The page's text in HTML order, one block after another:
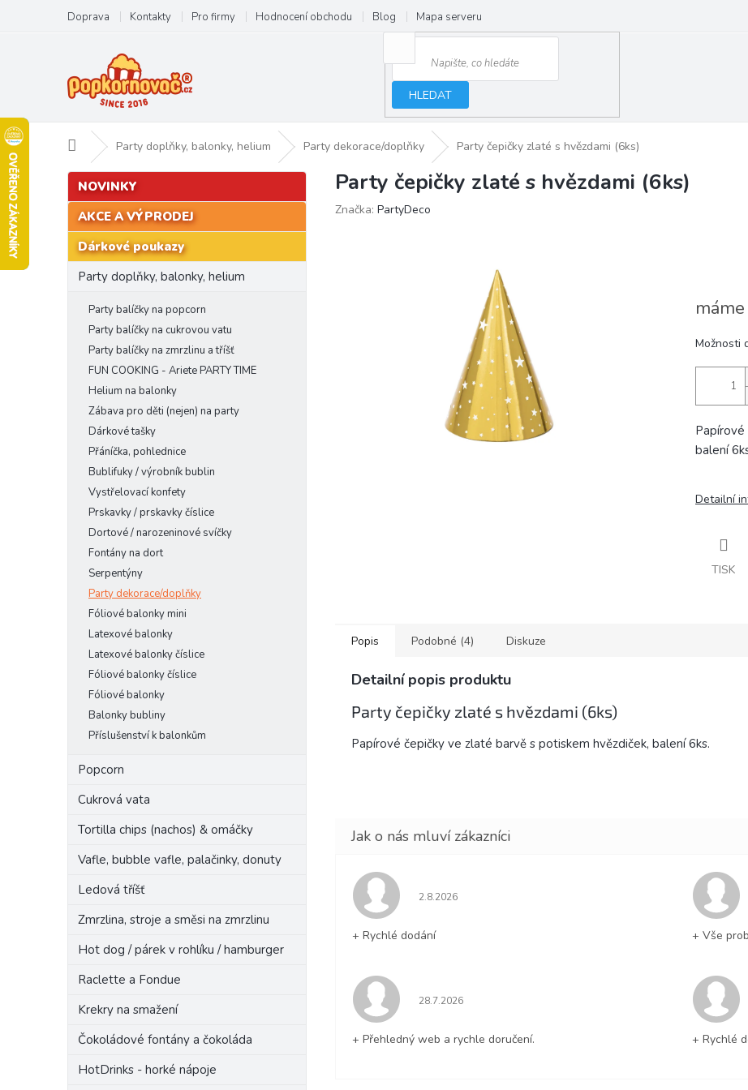
obsah
Doprava Kontakty Pro firmy Hodnocení obchodu Blog Mapa serveru
HLEDAT
Domů Party doplňky, balonky, helium Party dekorace/doplňky Party čepičky zlaté s hvězdami (6ks)
P
o
t
Přeskočit
kategorie
NOVINKY
AKCE A VÝPRODEJ
Dárkové poukazy
Party doplňky, balonky, helium
Party balíčky na popcorn
Party balíčky na cukrovou vatu
Party balíčky na zmrzlinu a tříšť
FUN COOKING - Ariete PARTY TIME
Helium na balonky
Zábava pro děti (nejen) na party
Dárkové tašky
Přáníčka, pohlednice
Bublifuky / výrobník bublin
Vystřelovací konfety
Prskavky / prskavky číslice
Dortové / narozeninové svíčky
Fontány na dort
Serpentýny
Party dekorace/doplňky
Fóliové balonky mini
Latexové balonky
Latexové balonky číslice
Fóliové balonky číslice
Fóliové balonky
Balonky bubliny
Příslušenství k balonkům
Popcorn
Cukrová vata
Tortilla chips (nachos) & omáčky
Vafle, bubble vafle, palačinky, donuty
Ledová tříšť
Zmrzlina, stroje a směsi na zmrzlinu
Hot dog / párek v rohlíku / hamburger
Raclette a Fondue
Krekry na smažení
Čokoládové fontány a čokoláda
HotDrinks - horké nápoje
Party čepičky zlaté s hvězdami (6ks)
Značka: PartyDeco
Možnosti
balení
Detailní
TISK
Popis Podobné (4) Diskuze
Detailní popis produktu
Party čepičky zlaté s hvězdami (6ks)
Papírové čepičky ve zlaté barvě s potiskem hvězdiček, balení 6ks.
Hodnocení obchodu je 5 z 5 hvězdiček.
2.8.2026
+ Rychlé dodání + Vše
Hodnocení obchodu je 5 z 5 hvězdiček.
28.7.2026
+ Přehledný web a rychle doručení. + Rychlé